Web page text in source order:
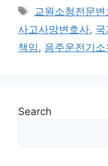
Tags
교원소청전문
사고사망변호사, 국
책임, 음주운전기소
Search